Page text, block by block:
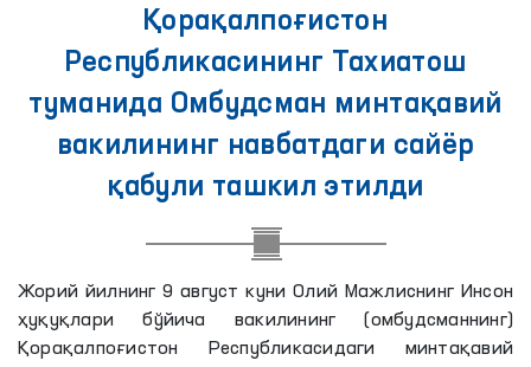
Қорақалпоғистон
Республикасининг Тахиатош
туманида Омбудсман минтақавий
вакилининг навбатдаги сайёр
қабули ташкил этилди
Жорий йилнинг 9 август куни Олий Мажлиснинг Инсон
ҳуқуқлари бўйича вакилининг (омбудсманнинг)
Қорақалпоғистон Республикасидаги минтақавий